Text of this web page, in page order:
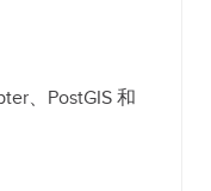
、PostGIS 和